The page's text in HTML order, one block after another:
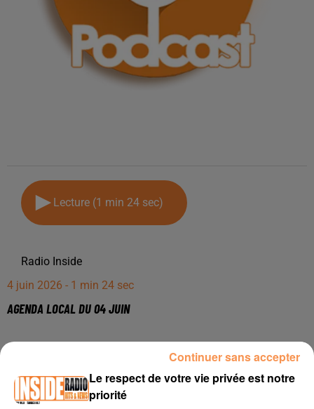
Lecture (1 min 24 sec)
Radio Inside
4 juin 2026 - 1 min 24 sec
AGENDA LOCAL DU 04 JUIN
00:10 HENDAYE / Bourses aux plantes dimanche 07 juin de
www.en-pays-basque.fr
Le respect de votre vie privée est notre
priorité
Continuer sans accepter